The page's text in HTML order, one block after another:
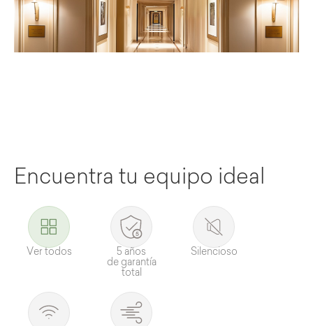
Encuentra tu equipo ideal
Ver todos
5 años
de garantía
total
Silencioso